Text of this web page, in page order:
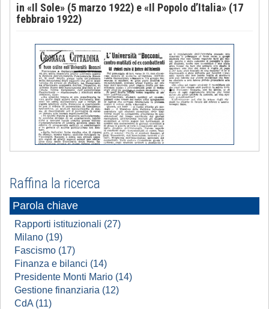
in «Il Sole» (5 marzo 1922) e «Il Popolo d’Italia» (17
febbraio 1922)
Raffina la ricerca
Parola chiave
Rapporti istituzionali (27)
Milano (19)
Fascismo (17)
Finanza e bilanci (14)
Presidente Monti Mario (14)
Gestione finanziaria (12)
CdA (11)